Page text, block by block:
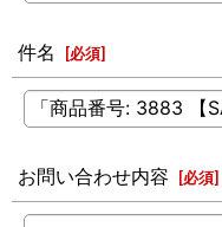
件名 [必須]
お問い合わせ内容 [必須]